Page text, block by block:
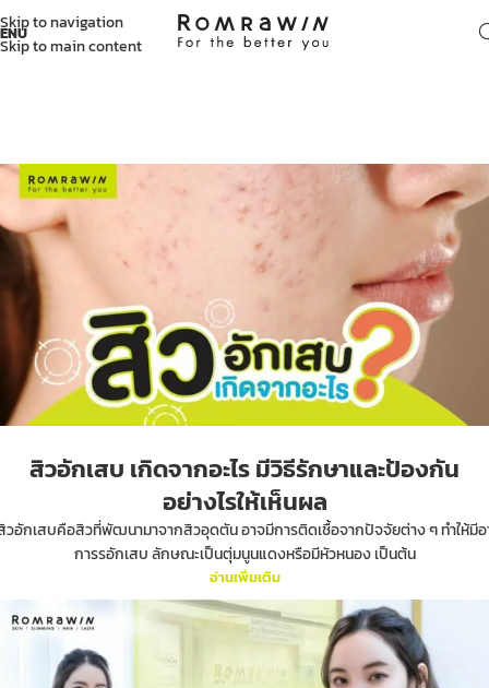
Skip to navigation
Skip to main content
สิวอักเสบ เกิดจากอะไร มีวิธีรักษาและป้องกัน
อย่างไรให้เห็นผล
วอักเสบคือสิวที่พัฒนามาจากสิวอุดตัน อาจมีการติดเชื้อจากปัจจัยต่าง ๆ ทำให้มีอ
การรอักเสบ ลักษณะเป็นตุ่มนูนแดงหรือมีหัวหนอง เป็นต้น
อ่านเพิ่มเติม